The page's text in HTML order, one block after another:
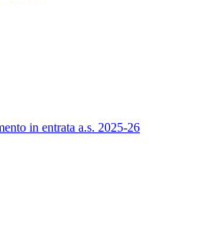
in entrata a.s. 2025-26